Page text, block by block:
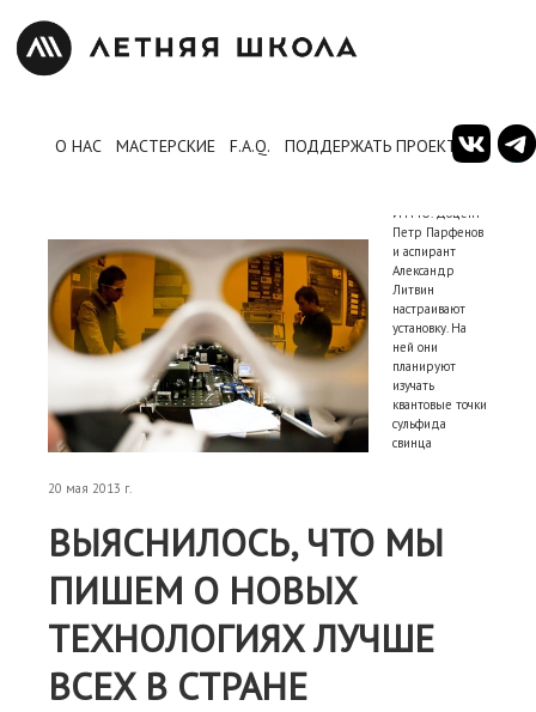
О НАС МАСТЕРСКИЕ F.A.Q. ПОДДЕРЖАТЬ ПРОЕКТ
Фото: Павел
Зуев. Санкт-
ИТМО. Доцент
Петр Парфенов
и аспирант
Александр
Литвин
настраивают
установку. На
ней они
планируют
изучать
квантовые точки
сульфида
свинца
20 мая 2013 г.
ВЫЯСНИЛОСЬ, ЧТО МЫ
ПИШЕМ О НОВЫХ
ТЕХНОЛОГИЯХ ЛУЧШЕ
ВСЕХ В СТРАНЕ